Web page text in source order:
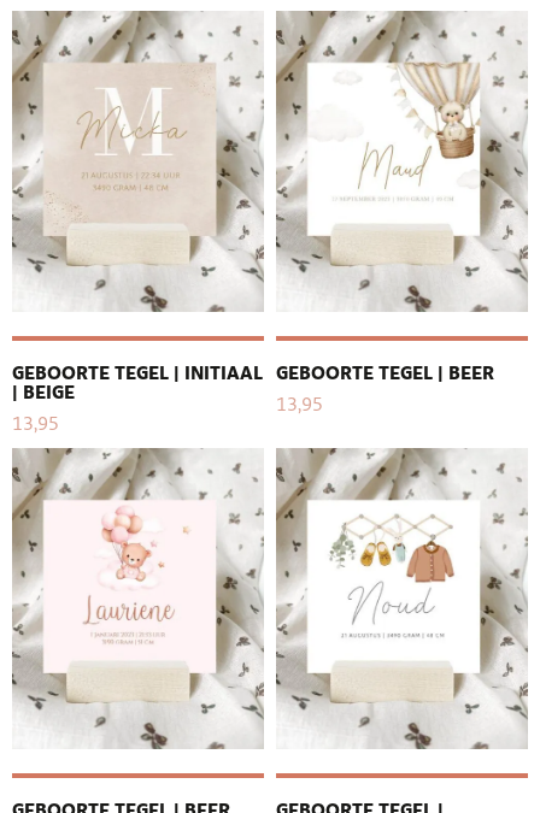
GEBOORTE TEGEL | INITIAAL
| BEIGE
13,95
GEBOORTE TEGEL | BEER
13,95